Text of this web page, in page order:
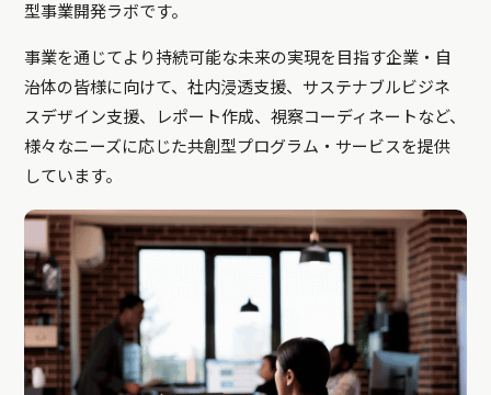
型事業開発ラボです。
事業を通じてより持続可能な未来の実現を目指す企業・自
治体の皆様に向けて、社内浸透支援、サステナブルビジネ
スデザイン支援、レポート作成、視察コーディネートなど、
様々なニーズに応じた共創型プログラム・サービスを提供
しています。